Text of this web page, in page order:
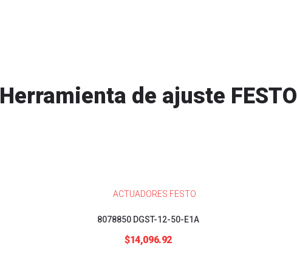
Herramienta de ajuste FESTO
ACTUADORES FESTO
8078850 DGST-12-50-E1A
$14,096.92